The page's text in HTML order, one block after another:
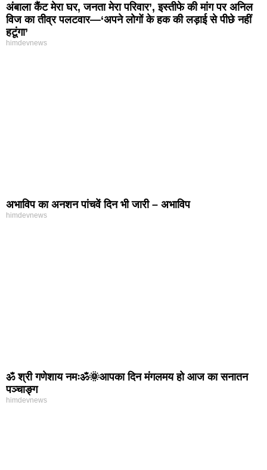
अंबाला कैंट मेरा घर, जनता मेरा परिवार’, इस्तीफे की मांग पर अनिल
विज का तीव्र पलटवार—‘अपने लोगों के हक की लड़ाई से पीछे नहीं
हटूंगा’
himdevnews
अभाविप का अनशन पांचवें दिन भी जारी – अभाविप
himdevnews
ॐ श्री गणेशाय नमःॐ🌞आपका दिन मंगलमय हो आज का सनातन
पञ्चाङ्ग
himdevnews